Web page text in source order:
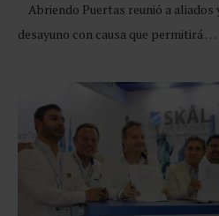
Abriendo Puertas reunió a aliados
desayuno con causa que permitirá …